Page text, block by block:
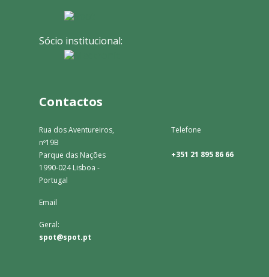
Sócio institucional:
Contactos
Rua dos Aventureiros,
nº19B
Parque das Nações
1990-024 Lisboa -
Portugal
Telefone
+351 21 895 86 66
Email
Geral:
spot@spot.pt